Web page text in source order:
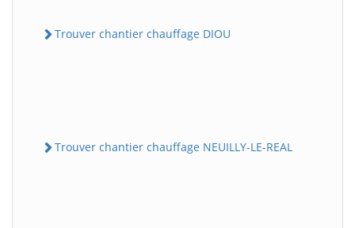
Trouver chantier chauffage DIOU
Trouver chantier chauffage NEUILLY-LE-REAL